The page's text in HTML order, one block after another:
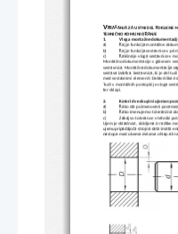
VPRAŠANJA ZA USTNI DEL POKLICNE
TEHNIČNO KOMUNICIRANJE
1.
Vloga montažne
a)
Kaj je funkcija montažne
b)
Kaj je funkcija sestavnice v
c)
Kakšna je vloga sestavnice v
Montažno dokumentacijo v glavnem
sestavnica. Montažna dokumentacija
sestava izdelka. Sestavnica, ki je del
med sestavnimi elementi. Delavniška
Tudi v montažnih postopki je vloga
ter sklopi.
2.
Kateri dve skupini ujemov
a)
Kako sta poimenovani
b)
Kako imenujemo tolerančna
c)
Zakaj so tolerance v tehniki
Ujem je skladnost, dobljena iz razlike
ujemupripadajoča strojna dela imata
nastopa med obema deloma ohlap ali